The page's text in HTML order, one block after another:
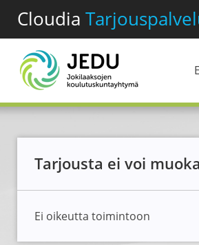
Cloudia
Tarjousta ei voi
Ei oikeutta toimintoon